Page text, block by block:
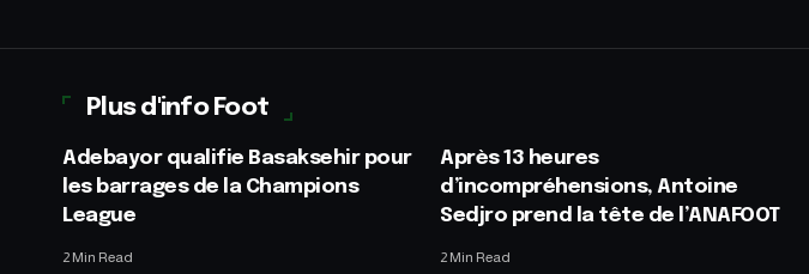
Plus d'info Foot
Adebayor qualifie Basaksehir pour
les barrages de la Champions
League
2 Min Read
Après 13 heures
d’incompréhensions, Antoine
Sedjro prend la tête de l’ANAFOOT
2 Min Read